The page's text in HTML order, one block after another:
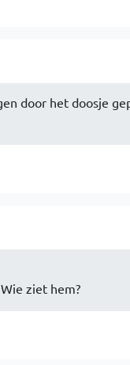
door het doosje
ziet hem?